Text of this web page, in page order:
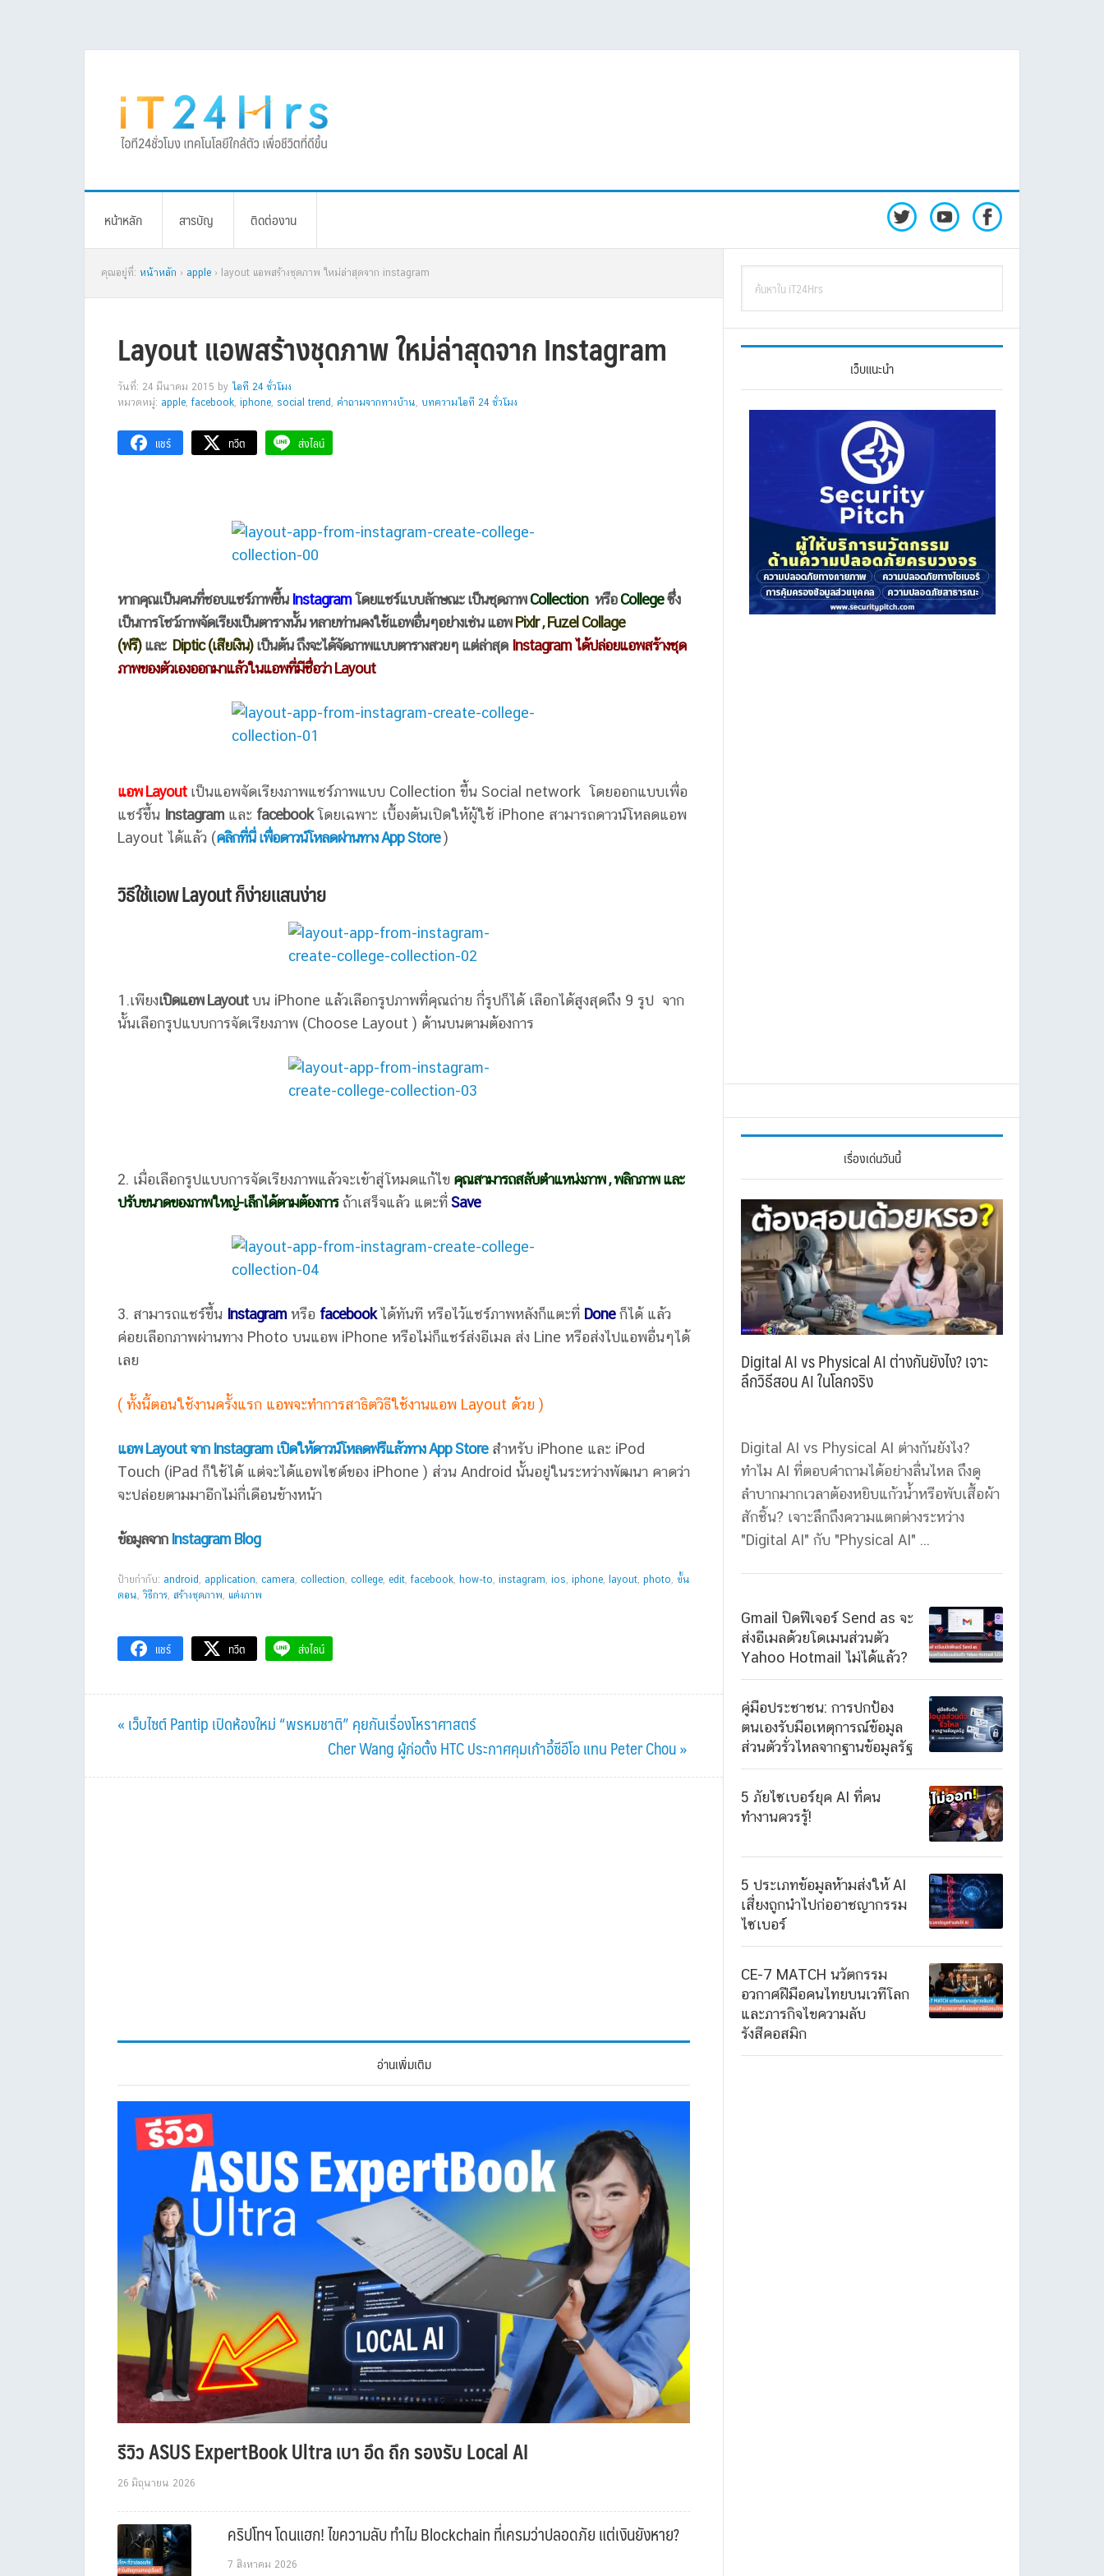
หน้าหลัก สารบัญ ติดต่องาน
คุณอยู่ที่: หน้าหลัก › apple › layout แอพสร้างชุดภาพ ใหม่ล่าสุดจาก instagram
Layout แอพสร้างชุดภาพ ใหม่ล่าสุดจาก Instagram
วันที่: 24 มีนาคม 2015 by ไอที 24 ชั่วโมง
หมวดหมู่: apple,facebook, iphone, social trend , คำถามจากทางบ้าน, บทความไอที 24 ชั่วโมง
แชร์ ทวีต ส่งไลน์
หากคุณเป็นคนที่ชอบแชร์ภาพขึ้น Instagramโดยแชร์แบบลักษณะ เป็นชุดภาพCollection หรือCollegeซึ่ง
เป็นการโชว์ภาพจัดเรียงเป็นตารางนั้น หลายท่านคงใช้แอพอื่นๆอย่างเช่น แอพPixlr , Fuzel Collage
(ฟรี)และ Diptic (เสียเงิน)เป็นต้น ถึงจะได้จัดภาพแบบตารางสวยๆ แต่ล่าสุด Instagram ได้ปล่อยแอพสร้างชุด
ภาพของตัวเองออกมาแล้วในแอพที่มีชื่อว่า Layout
แอพ Layoutเป็นแอพจัดเรียงภาพแชร์ภาพแบบ Collection ขึ้น Social network โดยออกแบบเพื่อ
แชร์ขึ้น Instagram และ facebookโดยเฉพาะ เบื้องต้นเปิดให้ผู้ใช้ iPhone สามารถดาวน์โหลดแอพ
Layout ได้แล้ว (คลิกที่นี่ เพื่อดาวน์โหลดผ่านทาง App Store)
วิธีใช้แอพ Layout ก็ง่ายแสนง่าย
1.เพียงเปิดแอพ Layoutบน iPhone แล้วเลือกรูปภาพที่คุณถ่าย กี่รูปก็ได้ เลือกได้สูงสุดถึง 9 รูป จาก
นั้นเลือกรูปแบบการจัดเรียงภาพ (Choose Layout ) ด้านบนตามต้องการ
2. เมื่อเลือกรูปแบบการจัดเรียงภาพแล้วจะเข้าสู่โหมดแก้ไข คุณสามารถสลับตำแหน่งภาพ , พลิกภาพ และ
ปรับขนาดของภาพใหญ่-เล็กได้ตามต้องการถ้าเสร็จแล้ว แตะที่Save
3. สามารถแชร์ขึ้น Instagramหรือ facebookได้ทันที หรือไว้แชร์ภาพหลังก็แตะที่ Doneก็ได้ แล้ว
ค่อยเลือกภาพผ่านทาง Photo บนแอพ iPhone หรือไม่ก็แชร์ส่งอีเมล ส่ง Line หรือส่งไปแอพอื่นๆได้
เลย
( ทั้งนี้ตอนใช้งานครั้งแรก แอพจะทำการสาธิตวิธีใช้งานแอพ Layout ด้วย )
แอพ Layout จาก Instagram เปิดให้ดาวน์โหลดฟรีแล้วทาง App Storeสำหรับ iPhone และ iPod
Touch (iPad ก็ใช้ได้ แต่จะได้แอพไซต์ของ iPhone ) ส่วน Android นั้นอยู่ในระหว่างพัฒนา คาดว่า
จะปล่อยตามมาอีกไม่กี่เดือนข้างหน้า
ข้อมูลจาก Instagram Blog
ป้ายกำกับ: android , application, camera, collection, college, edit,facebook, how-to, instagram, ios, iphone, layout, photo, ขั้น
ตอน,วิธีการ, สร้างชุดภาพ, แต่งภาพ
แชร์ ทวีต ส่งไลน์
Previous
« เว็บไซต์ Pantip เปิดห้องใหม่ “พรหมชาติ” คุยกันเรื่องโหราศาสตร์
Next
Post:
Cher Wang ผู้ก่อตั้ง HTC ประกาศคุมเก้าอี้ซีอีโอ แทน Peter Chou »
อ่านเพิ่มเติม
รีวิว ASUS ExpertBook Ultra เบา อึด ถึก รองรับ Local AI
26 มิถุนายน 2026
คริปโทฯ โดนแฮก! ไขความลับ ทำไม Blockchain ที่เครมว่าปลอดภัย แต่เงินยังหาย?
7 สิงหาคม 2026
Primary
Sidebar
iT24Hrs
เว็บแนะนำ
เรื่องเด่นวันนี้
Digital AI vs Physical AI ต่างกันยังไง? เจาะ
ลึกวิธีสอน AI ในโลกจริง
Digital AI vs Physical AI ต่างกันยังไง?
ทำไม AI ที่ตอบคำถามได้อย่างลื่นไหล ถึงดู
ลำบากมากเวลาต้องหยิบแก้วน้ำหรือพับเสื้อผ้า
สักชิ้น? เจาะลึกถึงความแตกต่างระหว่าง
"Digital AI" กับ "Physical AI" ...
Gmail ปิดฟีเจอร์ Send as จะ
ส่งอีเมลด้วยโดเมนส่วนตัว
Yahoo Hotmail ไม่ได้แล้ว?
คู่มือประชาชน: การปกป้อง
ตนเองรับมือเหตุการณ์ข้อมูล
ส่วนตัวรั่วไหลจากฐานข้อมูลรัฐ
5 ภัยไซเบอร์ยุค AI ที่คน
ทำงานควรรู้!
5 ประเภทข้อมูลห้ามส่งให้ AI
เสี่ยงถูกนำไปก่ออาชญากรรม
ไซเบอร์
CE-7 MATCH นวัตกรรม
อวกาศฝีมือคนไทยบนเวทีโลก
และภารกิจไขความลับ
รังสีคอสมิก